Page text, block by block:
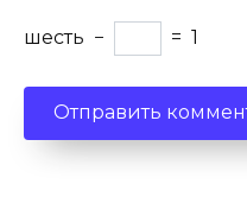
шесть − = 1